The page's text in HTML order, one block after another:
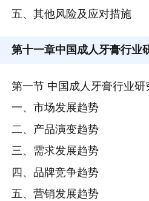
五、其他风险及应对措施
第十一章中国成人牙膏行业
第一节 中国成人牙膏行业研
一、市场发展趋势
二、产品演变趋势
三、需求发展趋势
四、品牌竞争趋势
五、营销发展趋势